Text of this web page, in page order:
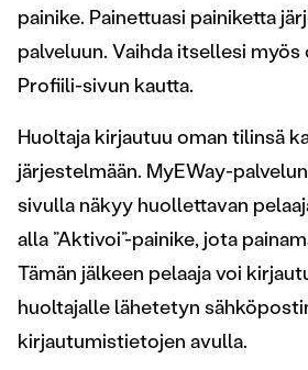
painike. Painettuasi painiketta
palveluun. Vaihda itsellesi myös
Profiili-sivun kautta.
Huoltaja kirjautuu oman tilinsä
järjestelmään. MyEWay-
sivulla näkyy huollettavan
alla ”Aktivoi”-painike, jota
Tämän jälkeen pelaaja voi
huoltajalle lähetetyn
kirjautumistietojen avulla.